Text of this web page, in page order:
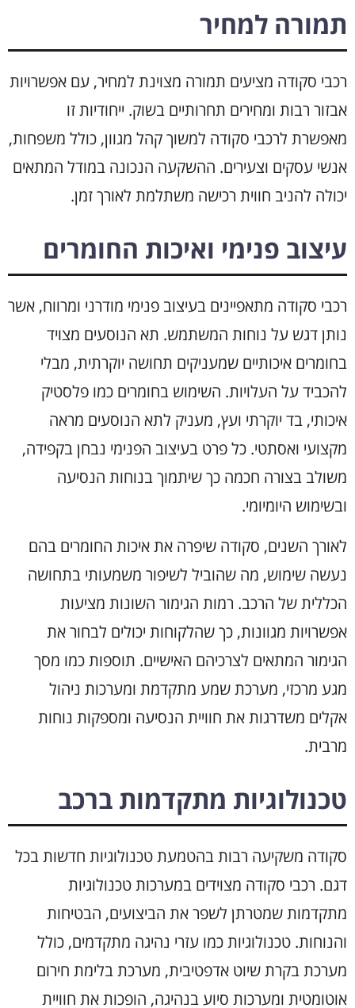
תמורה למחיר
רכבי סקודה מציעים תמורה מצוינת למחיר, עם אפשרויות
אבזור רבות ומחירים תחרותיים בשוק. ייחודיות זו
מאפשרת לרכבי סקודה למשוך קהל מגוון, כולל משפחות,
אנשי עסקים וצעירים. ההשקעה הנכונה במודל המתאים
יכולה להניב חווית רכישה משתלמת לאורך זמן.
עיצוב פנימי ואיכות החומרים
רכבי סקודה מתאפיינים בעיצוב פנימי מודרני ומרווח, אשר
נותן דגש על נוחות המשתמש. תא הנוסעים מצויד
בחומרים איכותיים שמעניקים תחושה יוקרתית, מבלי
להכביד על העלויות. השימוש בחומרים כמו פלסטיק
איכותי, בד יוקרתי ועץ, מעניק לתא הנוסעים מראה
מקצועי ואסתטי. כל פרט בעיצוב הפנימי נבחן בקפידה,
משולב בצורה חכמה כך שיתמוך בנוחות הנסיעה
ובשימוש היומיומי.
לאורך השנים, סקודה שיפרה את איכות החומרים בהם
נעשה שימוש, מה שהוביל לשיפור משמעותי בתחושה
הכללית של הרכב. רמות הגימור השונות מציעות
אפשרויות מגוונות, כך שהלקוחות יכולים לבחור את
הגימור המתאים לצרכיהם האישיים. תוספות כמו מסך
מגע מרכזי, מערכת שמע מתקדמת ומערכות ניהול
אקלים משדרגות את חוויית הנסיעה ומספקות נוחות
מרבית.
טכנולוגיות מתקדמות ברכב
סקודה משקיעה רבות בהטמעת טכנולוגיות חדשות בכל
דגם. רכבי סקודה מצוידים במערכות טכנולוגיות
מתקדמות שמטרתן לשפר את הביצועים, הבטיחות
והנוחות. טכנולוגיות כמו עזרי נהיגה מתקדמים, כולל
מערכת בקרת שיוט אדפטיבית, מערכת בלימת חירום
אוטומטית ומערכות סיוע בנהיגה, הופכות את חוויית